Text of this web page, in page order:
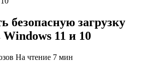
безопасную загрузку
11 и 10
На чтение 7 мин